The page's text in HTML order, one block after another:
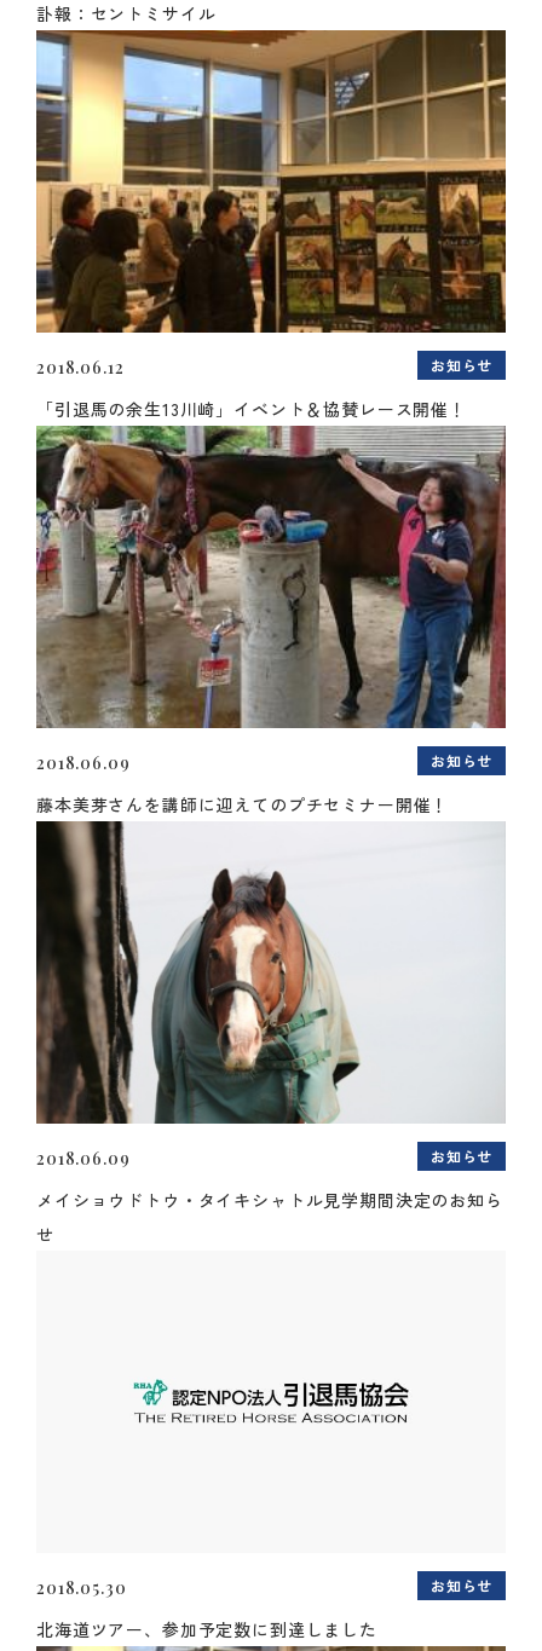
訃報：セントミサイル
2018.06.12 お知らせ
「引退馬の余生13川崎」イベント＆協賛レース開催！
2018.06.09 お知らせ
藤本美芽さんを講師に迎えてのプチセミナー開催！
2018.06.09 お知らせ
メイショウドトウ・タイキシャトル見学期間決定のお知ら
せ
2018.05.30 お知らせ
北海道ツアー、参加予定数に到達しました